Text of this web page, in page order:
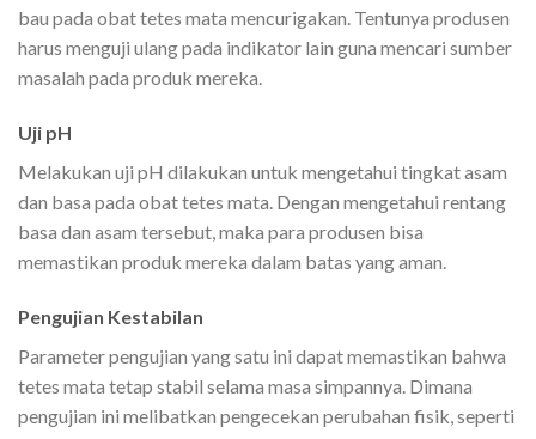
bau pada obat tetes mata mencurigakan. Tentunya produsen
harus menguji ulang pada indikator lain guna mencari sumber
masalah pada produk mereka.
Uji pH
Melakukan uji pH dilakukan untuk mengetahui tingkat asam
dan basa pada obat tetes mata. Dengan mengetahui rentang
basa dan asam tersebut, maka para produsen bisa
memastikan produk mereka dalam batas yang aman.
Pengujian Kestabilan
Parameter pengujian yang satu ini dapat memastikan bahwa
tetes mata tetap stabil selama masa simpannya. Dimana
pengujian ini melibatkan pengecekan perubahan fisik, seperti